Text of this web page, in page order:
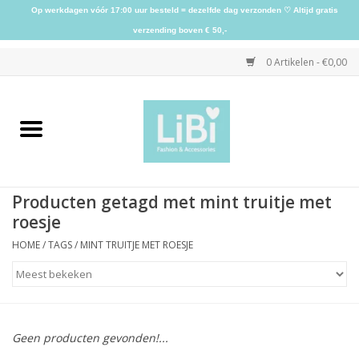
0 Artikelen - €0,00
Home
Kleding
Accessoires
Producten getagd met mint truitje met
roesje
HOME/TAGS/ MINT TRUITJE MET ROESJE
Geen producten gevonden!...
Op werkdagen vóór 17:00 uur besteld = dezelfde dag verzonden ♡ Altijd gratis
verzending boven € 50,-